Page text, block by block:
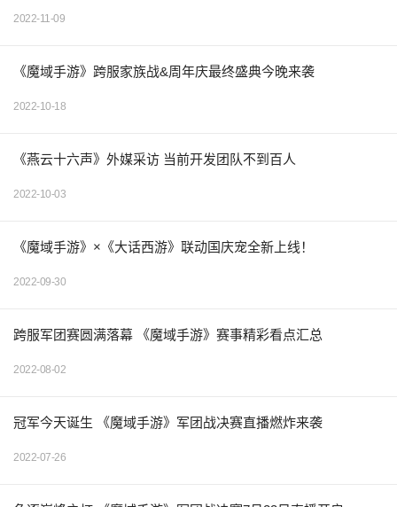
2022-11-09
《魔域手游》跨服家族战&周年庆最终盛典今晚来袭
2022-10-18
《燕云十六声》外媒采访 当前开发团队不到百人
2022-10-03
《魔域手游》×《大话西游》联动国庆宠全新上线！
2022-09-30
跨服军团赛圆满落幕 《魔域手游》赛事精彩看点汇总
2022-08-02
冠军今天诞生 《魔域手游》军团战决赛直播燃炸来袭
2022-07-26